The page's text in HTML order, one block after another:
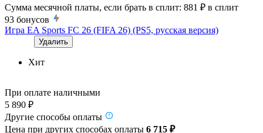
Сумма месячной платы, если брать в сплит: 881 ₽ в сплит
93 бонусов
Игра EA Sports FC 26 (FIFA 26) (PS5, русская версия)
Удалить
Хит
При оплате наличными
5 890 ₽
Другие способы оплаты
Цена при других способах оплаты 6 715 ₽